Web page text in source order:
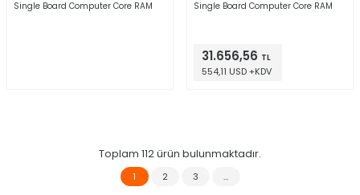
Single Board Computer Core RAM Single Board Computer Core RAM
31.656,56 TL
554,11 USD +KDV
Toplam 112ürün bulunmaktadır.
1 2 3 …